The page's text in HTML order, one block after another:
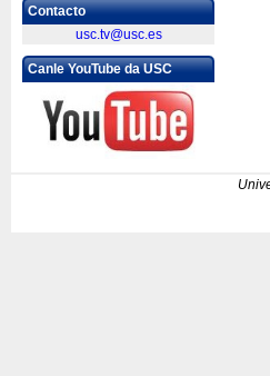
Contacto
usc.tv@usc.es
Canle YouTube da USC